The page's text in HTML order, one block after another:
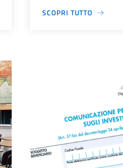
SCOPRI TUTTO